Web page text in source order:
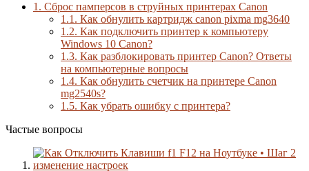
1. Сброс памперсов в струйных принтерах Canon
1.1. Как обнулить картридж canon pixma mg3640
1.2. Как подключить принтер к компьютеру
Windows 10 Canon?
1.3. Как разблокировать принтер Canon? Ответы
на компьютерные вопросы
1.4. Как обнулить счетчик на принтере Canon
mg2540s?
1.5. Как убрать ошибку с принтера?
Частые вопросы